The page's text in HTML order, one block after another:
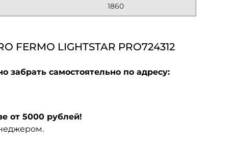
1860
LIGHTSTAR PRO724312
забрать самостоятельно по адресу:
от 5000 рублей!